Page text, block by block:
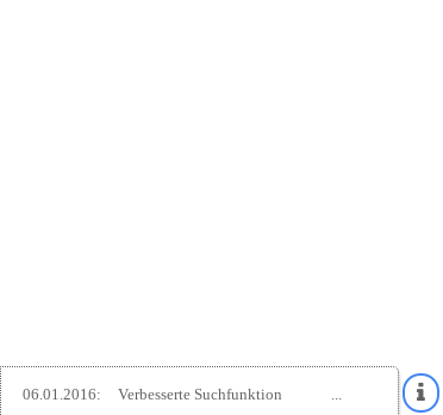
06.01.2016: Verbesserte Suchfunktion ...